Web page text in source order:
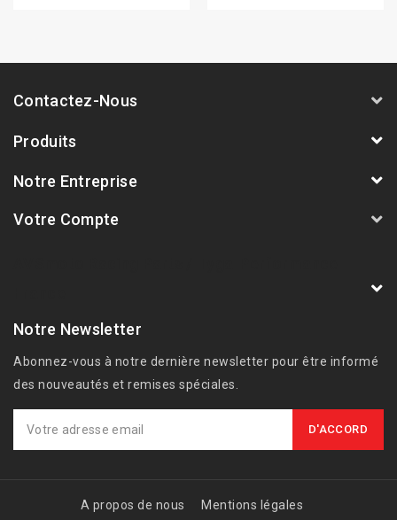
Contactez-Nous
Produits
Notre Entreprise
Votre Compte
Notre Newsletter
Abonnez-vous à notre dernière newsletter pour être informé
des nouveautés et remises spéciales.
A propos de nous Mentions légales